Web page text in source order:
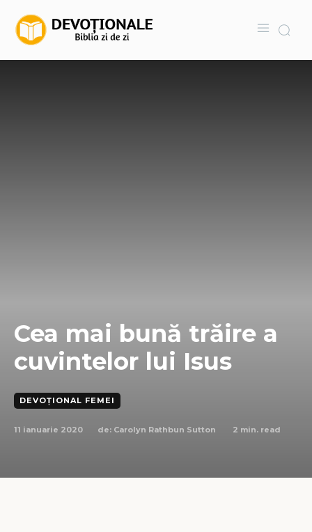
Cea mai bună trăire a
cuvintelor lui Isus
DEVOȚIONAL FEMEI
11 ianuarie 2020 de: Carolyn Rathbun Sutton 2 min. read